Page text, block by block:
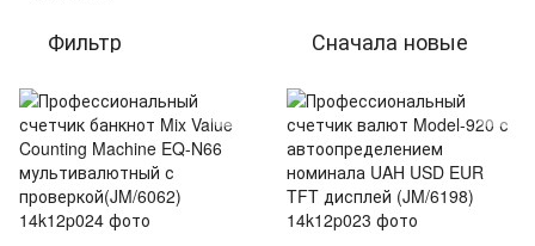
Фильтр Сначала новые